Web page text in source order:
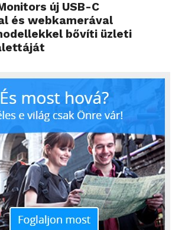
új USB-C
és webkamerával
bővíti üzleti